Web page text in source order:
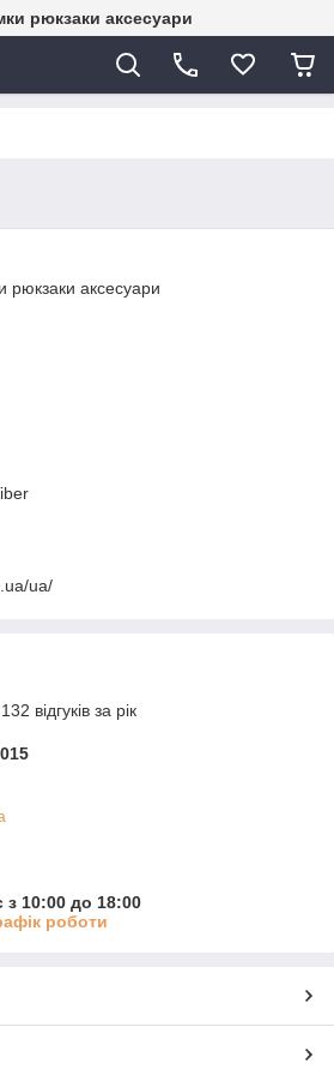
рюкзаки аксесуари
рюкзаки аксесуари
ua/
відгуків за рік
з 10:00 до 18:00
роботи